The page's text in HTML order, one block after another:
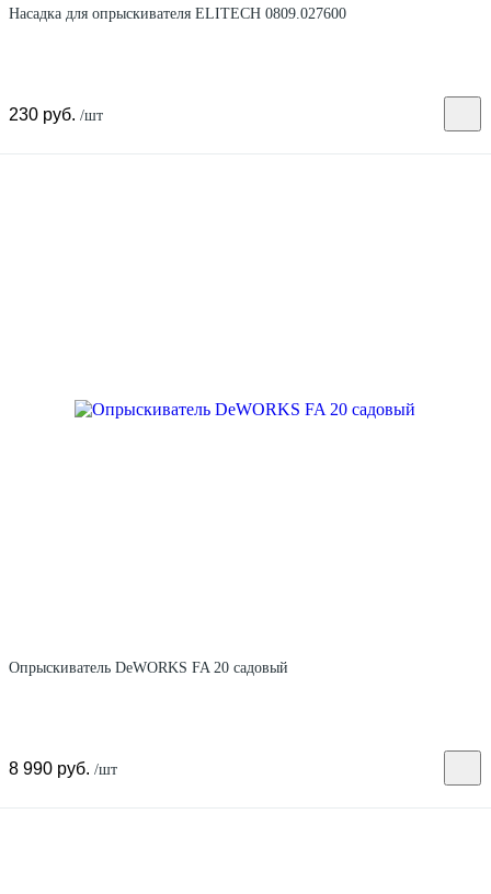
Насадка для опрыскивателя ELITECH 0809.027600
230 руб. /шт
Опрыскиватель DeWORKS FA 20 садовый
8 990 руб. /шт